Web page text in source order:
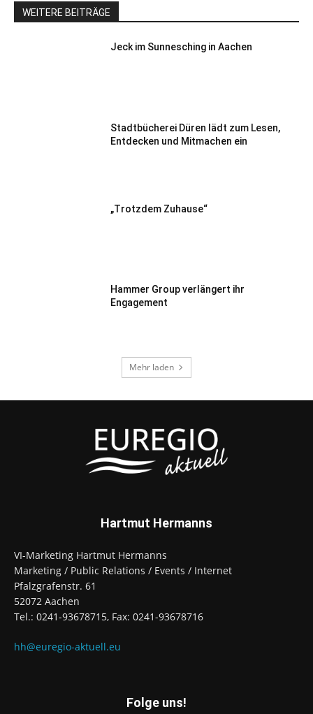
WEITERE BEITRÄGE
Jeck im Sunnesching in Aachen
Stadtbücherei Düren lädt zum Lesen,
Entdecken und Mitmachen ein
„Trotzdem Zuhause“
Hammer Group verlängert ihr
Engagement
Mehr laden
Hartmut Hermanns
VI-Marketing Hartmut Hermanns
Marketing / Public Relations / Events / Internet
Pfalzgrafenstr. 61
52072 Aachen
Tel.: 0241-93678715, Fax: 0241-93678716
hh@euregio-aktuell.eu
Folge uns!